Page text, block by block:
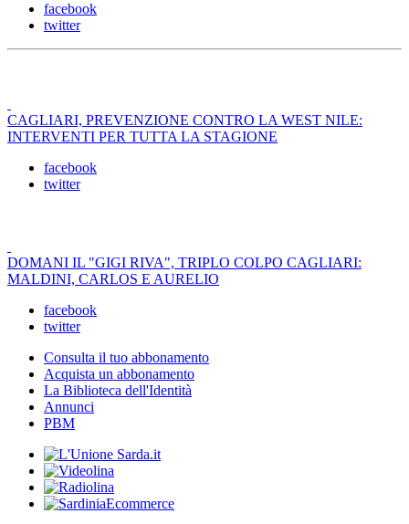
facebook
twitter
CAGLIARI, PREVENZIONE CONTRO LA WEST NILE:
INTERVENTI PER TUTTA LA STAGIONE
facebook
twitter
DOMANI IL "GIGI RIVA", TRIPLO COLPO CAGLIARI:
MALDINI, CARLOS E AURELIO
facebook
twitter
Consulta il tuo abbonamento
Acquista un abbonamento
La Biblioteca dell'Identità
Annunci
PBM